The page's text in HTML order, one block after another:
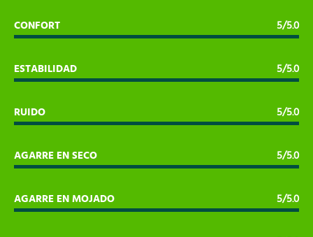
CONFORT 5/5.0
ESTABILIDAD 5/5.0
RUIDO 5/5.0
AGARRE EN SECO 5/5.0
AGARRE EN MOJADO 5/5.0